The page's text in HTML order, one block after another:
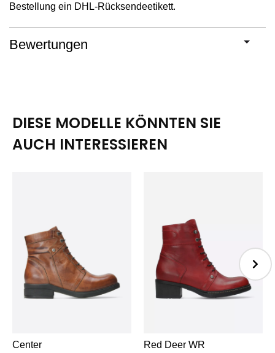
Bestellung ein DHL-Rücksendeetikett.
Bewertungen
DIESE MODELLE KÖNNTEN SIE
AUCH INTERESSIEREN
Center
Red Deer WR